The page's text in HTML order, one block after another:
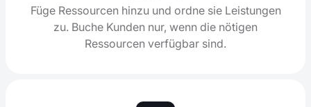
Füge Ressourcen hinzu und ordne sie Leistungen
zu. Buche Kunden nur, wenn die nötigen
Ressourcen verfügbar sind.